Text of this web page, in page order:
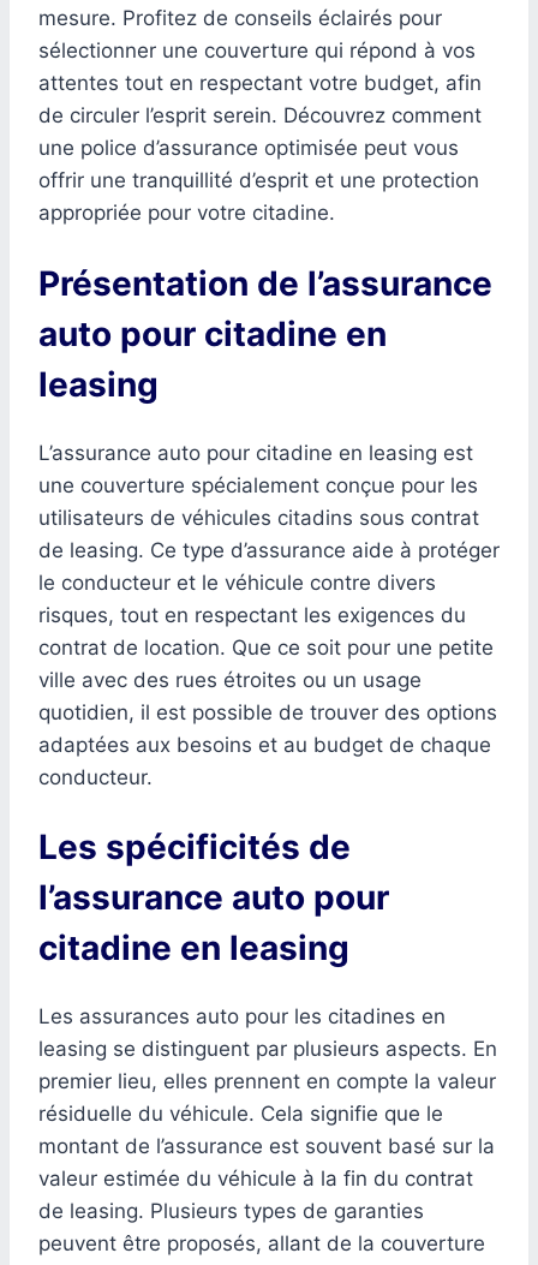
mesure. Profitez de conseils éclairés pour
sélectionner une couverture qui répond à vos
attentes tout en respectant votre budget, afin
de circuler l’esprit serein. Découvrez comment
une police d’assurance optimisée peut vous
offrir une tranquillité d’esprit et une protection
appropriée pour votre citadine.
Présentation de l’assurance
auto pour citadine en
leasing
L’assurance auto pour citadine en leasing est
une couverture spécialement conçue pour les
utilisateurs de véhicules citadins sous contrat
de leasing. Ce type d’assurance aide à protéger
le conducteur et le véhicule contre divers
risques, tout en respectant les exigences du
contrat de location. Que ce soit pour une petite
ville avec des rues étroites ou un usage
quotidien, il est possible de trouver des options
adaptées aux besoins et au budget de chaque
conducteur.
Les spécificités de
l’assurance auto pour
citadine en leasing
Les assurances auto pour les citadines en
leasing se distinguent par plusieurs aspects. En
premier lieu, elles prennent en compte la valeur
résiduelle du véhicule. Cela signifie que le
montant de l’assurance est souvent basé sur la
valeur estimée du véhicule à la fin du contrat
de leasing. Plusieurs types de garanties
peuvent être proposés, allant de la couverture